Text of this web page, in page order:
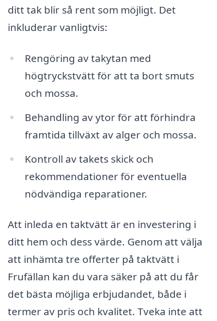
ditt tak blir så rent som möjligt. Det
inkluderar vanligtvis:
Rengöring av takytan med
högtryckstvätt för att ta bort smuts
och mossa.
Behandling av ytor för att förhindra
framtida tillväxt av alger och mossa.
Kontroll av takets skick och
rekommendationer för eventuella
nödvändiga reparationer.
Att inleda en taktvätt är en investering i
ditt hem och dess värde. Genom att välja
att inhämta tre offerter på taktvätt i
Frufällan kan du vara säker på att du får
det bästa möjliga erbjudandet, både i
termer av pris och kvalitet. Tveka inte att